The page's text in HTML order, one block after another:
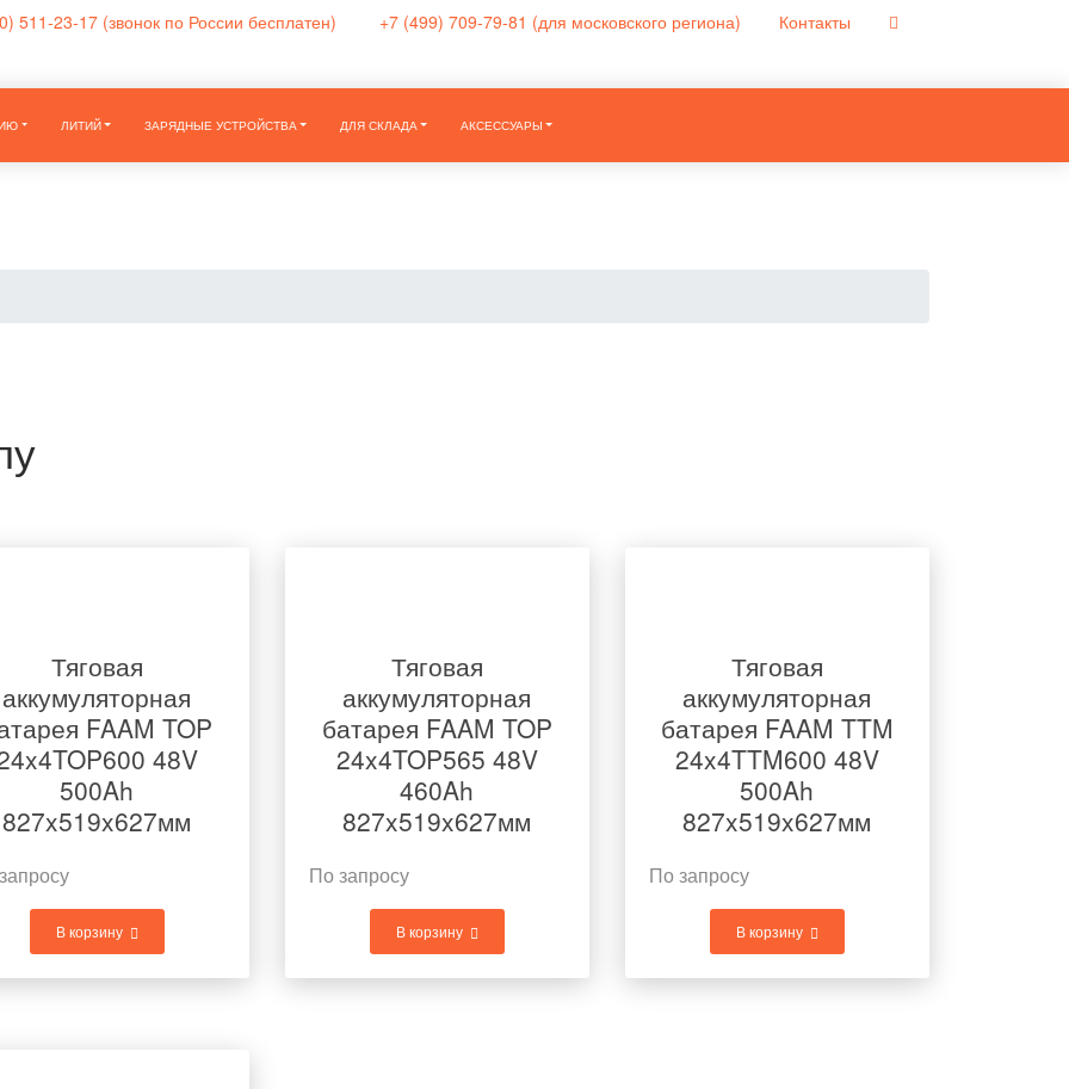
511-23-17 (звонок по России бесплатен) +7 (499) 709-79-81 (для московского региона) Контакты
ЛИТИЙ ЗАРЯДНЫЕ УСТРОЙСТВА ДЛЯ СКЛАДА АКСЕССУАРЫ
Тяговая
аккумуляторная
FAAM TOP
48V
500Ah
827x519x627мм
В корзину
Тяговая
аккумуляторная
батарея FAAM TOP
24x4TOP565 48V
460Ah
827x519x627мм
По запросу
В корзину
Тяговая
аккумуляторная
батарея FAAM TTM
24x4TTM600 48V
500Ah
827x519x627мм
По запросу
В корзину